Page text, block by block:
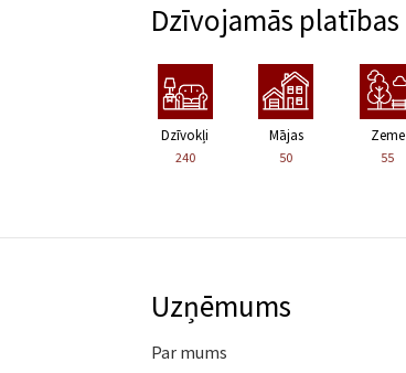
Dzīvojamās platības
Dzīvokļi
240
Mājas
50
Zeme
55
Uzņēmums
Par mums